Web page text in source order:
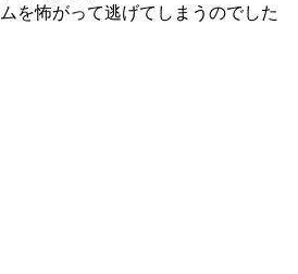
を怖がって逃げてしまうのでした